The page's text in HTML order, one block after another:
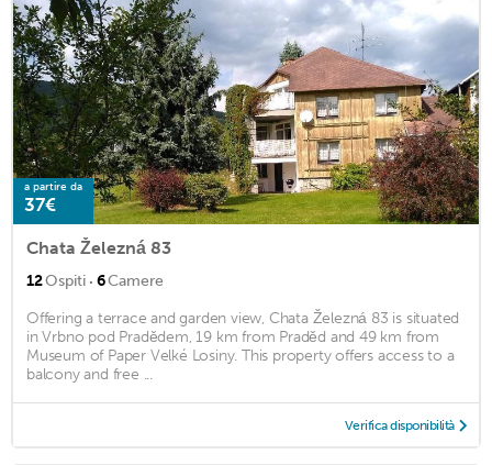
a partire da
37€
Chata Železná 83
12Ospiti · 6Camere
Offering a terrace and garden view, Chata Železná 83 is situated
in Vrbno pod Pradědem, 19 km from Praděd and 49 km from
Museum of Paper Velké Losiny. This property offers access to a
balcony and free ...
Verifica disponibilità